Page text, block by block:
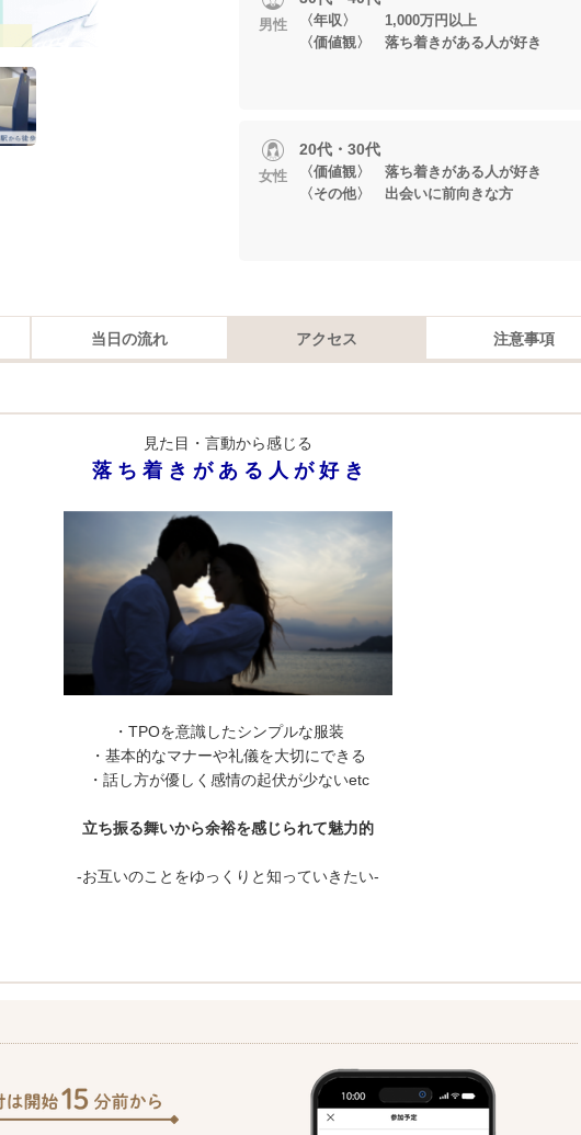
男性
〈年収〉 1,000万円以上
〈価値観〉 落ち着きがある人が好き
女性
20代・30代
〈価値観〉 落ち着きがある人が好き
〈その他〉 出会いに前向きな方
当日の流れ アクセス 注意事項
見た目・言動から感じる
落 ち 着 き が あ る 人 が 好 き
・TPOを意識したシンプルな服装
・基本的なマナーや礼儀を大切にできる
・話し方が優しく感情の起伏が少ないetc
立ち振る舞いから余裕を感じられて魅力的
-お互いのことをゆっくりと知っていきたい-